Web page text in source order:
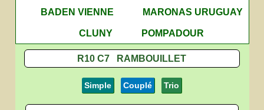
BADEN VIENNE
MARONAS URUGUAY
CLUNY
POMPADOUR
R10 C7 RAMBOUILLET
Simple Couplé Trio